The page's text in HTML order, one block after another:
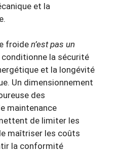
et la
froide n’est pas un
conditionne la sécurité
et la longévité
Un dimensionnement
des
maintenance
de limiter les
maîtriser les coûts
la conformité